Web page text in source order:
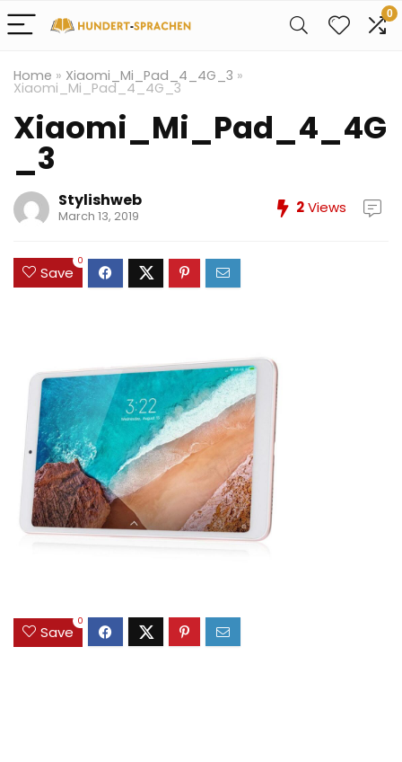
0
Home » Xiaomi_Mi_Pad_4_4G_3 »
Xiaomi_Mi_Pad_4_4G_3
Xiaomi_Mi_Pad_4_4G
_3
Stylishweb
March 13, 2019 2Views
Save
0
Save
0